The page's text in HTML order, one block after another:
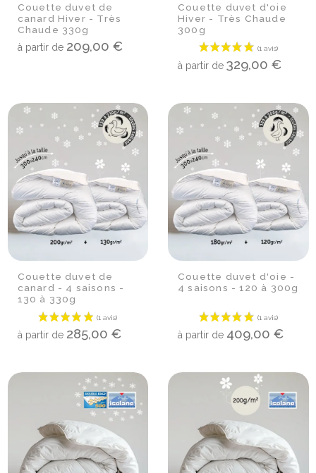
Couette duvet de
canard Hiver - Très
Chaude 330g
à partir de 209,00 €
Couette duvet d'oie
Hiver - Très Chaude
300g
à partir de 329,00 €
Couette duvet de
canard - 4 saisons -
130 à 330g
à partir de 285,00 €
Couette duvet d'oie -
4 saisons - 120 à 300g
à partir de 409,00 €